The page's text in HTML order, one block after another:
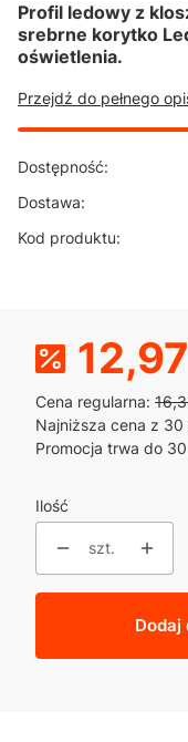
Profil ledowy z
srebrne korytko
oświetlenia.
Przejdź do pełnego
Dostępność:
Dostawa:
Kod produktu:
Cena regularna:
Najniższa cena z
Promocja trwa do
Ilość
szt.
Dodaj